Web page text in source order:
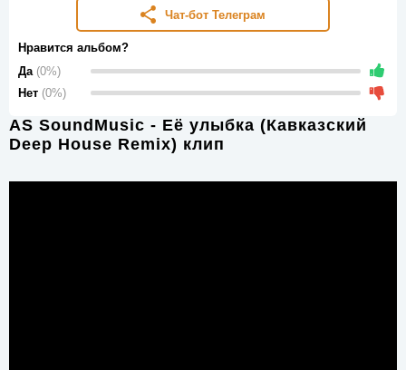
Чат-бот Телеграм
Нравится альбом?
Да (0%)
Нет (0%)
AS SoundMusic - Её улыбка (Кавказский
Deep House Remix) клип